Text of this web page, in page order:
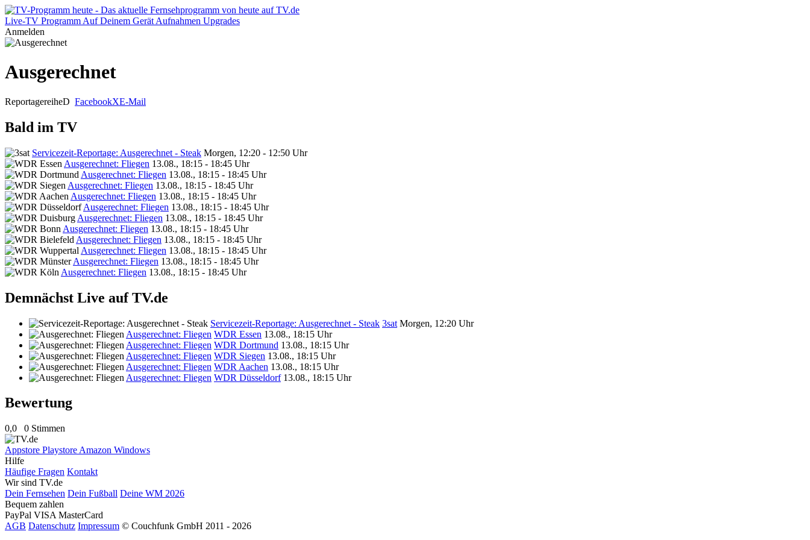
Live-TV Programm Auf Deinem Gerät Aufnahmen Upgrades
Anmelden
Ausgerechnet
ReportagereiheD FacebookXE-Mail
Bald im TV
Servicezeit-Reportage: Ausgerechnet - Steak Morgen, 12:20 - 12:50 Uhr
Ausgerechnet: Fliegen 13.08., 18:15 - 18:45 Uhr
Ausgerechnet: Fliegen 13.08., 18:15 - 18:45 Uhr
Ausgerechnet: Fliegen 13.08., 18:15 - 18:45 Uhr
Ausgerechnet: Fliegen 13.08., 18:15 - 18:45 Uhr
Ausgerechnet: Fliegen 13.08., 18:15 - 18:45 Uhr
Ausgerechnet: Fliegen 13.08., 18:15 - 18:45 Uhr
Ausgerechnet: Fliegen 13.08., 18:15 - 18:45 Uhr
Ausgerechnet: Fliegen 13.08., 18:15 - 18:45 Uhr
Ausgerechnet: Fliegen 13.08., 18:15 - 18:45 Uhr
Ausgerechnet: Fliegen 13.08., 18:15 - 18:45 Uhr
Ausgerechnet: Fliegen 13.08., 18:15 - 18:45 Uhr
Demnächst Live auf TV.de
Servicezeit-Reportage: Ausgerechnet - Steak 3sat Morgen, 12:20 Uhr
Ausgerechnet: Fliegen WDR Essen 13.08., 18:15 Uhr
Ausgerechnet: Fliegen WDR Dortmund 13.08., 18:15 Uhr
Ausgerechnet: Fliegen WDR Siegen 13.08., 18:15 Uhr
Ausgerechnet: Fliegen WDR Aachen 13.08., 18:15 Uhr
Ausgerechnet: Fliegen WDR Düsseldorf 13.08., 18:15 Uhr
Bewertung
0,0 0 Stimmen
Appstore Playstore Amazon Windows
Hilfe
Häufige Fragen Kontakt
Wir sind TV.de
Dein Fernsehen Dein Fußball Deine WM 2026
Bequem zahlen
PayPal VISA MasterCard
AGB Datenschutz Impressum © Couchfunk GmbH 2011 - 2026